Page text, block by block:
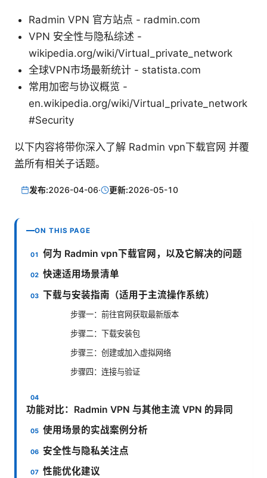
Radmin VPN 官方站点 - radmin.com
VPN 安全性与隐私综述 -
wikipedia.org/wiki/Virtual_private_network
全球VPN市场最新统计 - statista.com
常用加密与协议概览 -
en.wikipedia.org/wiki/Virtual_private_network
#Security
以下内容将带你深入了解 Radmin vpn下载官网 并覆
盖所有相关子话题。
发布:2026-04-06· 更新:2026-05-10
ON THIS PAGE
何为 Radmin vpn下载官网，以及它解决的问题
快速适用场景清单
下载与安装指南（适用于主流操作系统）
步骤一：前往官网获取最新版本
步骤二：下载安装包
步骤三：创建或加入虚拟网络
步骤四：连接与验证
功能对比：Radmin VPN 与其他主流 VPN 的异同
使用场景的实战案例分析
安全性与隐私关注点
性能优化建议